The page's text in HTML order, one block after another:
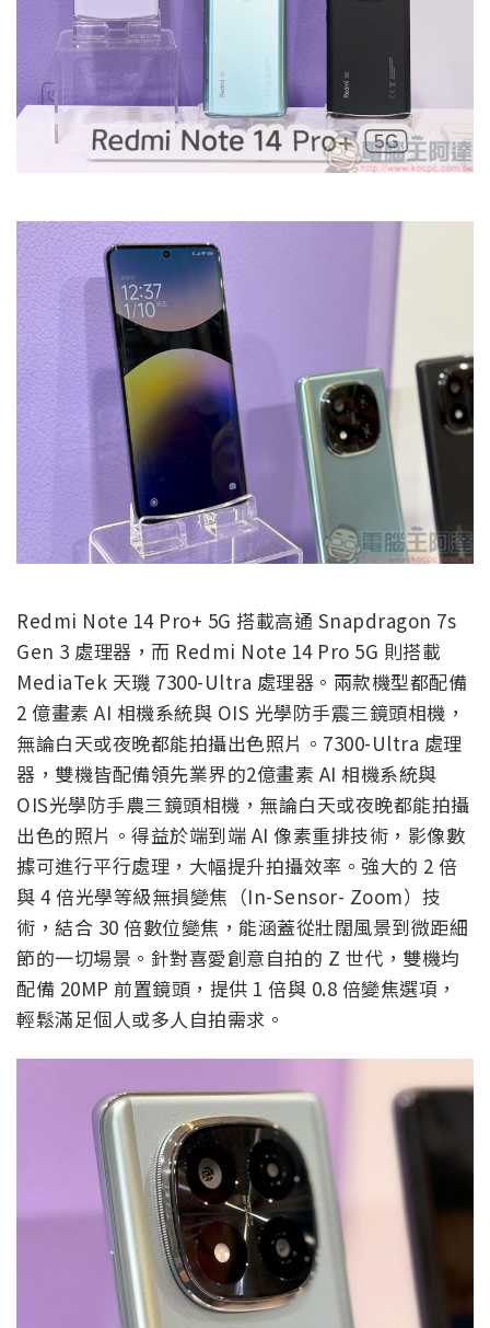
Redmi Note 14 Pro+ 5G 搭載高通 Snapdragon 7s
Gen 3 處理器，而 Redmi Note 14 Pro 5G 則搭載
MediaTek 天璣 7300-Ultra 處理器。兩款機型都配備
2 億畫素 AI 相機系統與 OIS 光學防手震三鏡頭相機，
無論白天或夜晚都能拍攝出色照片。7300-Ultra 處理
器，雙機皆配備領先業界的2億畫素 AI 相機系統與
OIS光學防手農三鏡頭相機，無論白天或夜晚都能拍攝
出色的照片。得益於端到端 AI 像素重排技術，影像數
據可進行平行處理，大幅提升拍攝效率。強大的 2 倍
與 4 倍光學等級無損變焦（In-Sensor- Zoom）技
術，結合 30 倍數位變焦，能涵蓋從壯闊風景到微距細
節的一切場景。針對喜愛創意自拍的 Z 世代，雙機均
配備 20MP 前置鏡頭，提供 1 倍與 0.8 倍變焦選項，
輕鬆滿足個人或多人自拍需求。